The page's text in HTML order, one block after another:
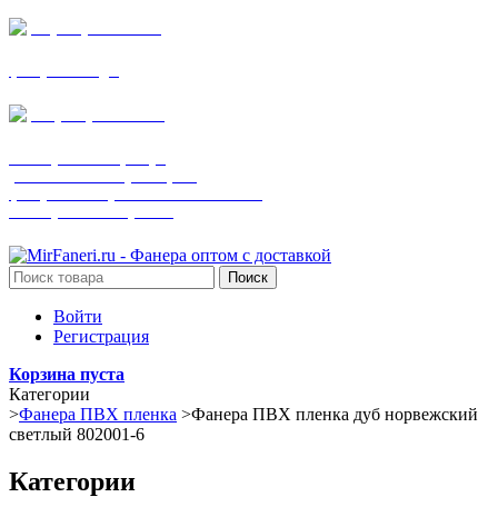
Поиск
Войти
Регистрация
Корзина пуста
Категории
>Фанера ПВХ пленка >Фанера ПВХ пленка дуб норвежский
светлый 802001-6
Категории